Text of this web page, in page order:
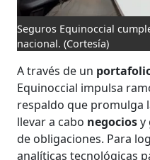
Seguros Equinoccial
nacional. (Cortesía)
A través de un
Equinoccial impulsa
respaldo que promulga
llevar a cabo negociosy
de obligaciones. Para
analíticas tecnológicas